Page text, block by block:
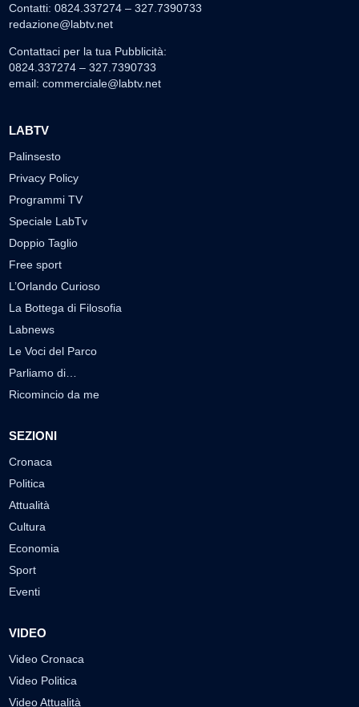
Contatti: 0824.337274 – 327.7390733
redazione@labtv.net
Contattaci per la tua Pubblicità:
0824.337274 – 327.7390733
email: commerciale@labtv.net
LABTV
Palinsesto
Privacy Policy
Programmi TV
Speciale LabTv
Doppio Taglio
Free sport
L’Orlando Curioso
La Bottega di Filosofia
Labnews
Le Voci del Parco
Parliamo di…
Ricomincio da me
SEZIONI
Cronaca
Politica
Attualità
Cultura
Economia
Sport
Eventi
VIDEO
Video Cronaca
Video Politica
Video Attualità